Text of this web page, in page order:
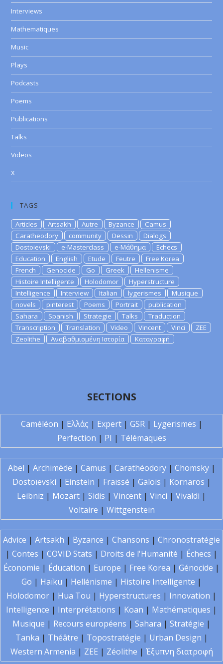
Interviews
Mathematiques
Music
Plays
Podcasts
Poems
Publications
Talks
Videos
X
TAGS
Articles Artsakh Autre Byzance
Camus
Caratheodory
community Dessin
Dialogs
Dostoievski
e-Masterclass e-Μάθημα
Echecs
Education
English Etude Feutre
Free Korea
French
Genocide Go Greek
Hellenisme
Histoire Intelligente
Holodomor
Hyperstructure
Intelligence
Interview Italian lygerismes
Musique
novels
pinterest Poems Portrait
publication
Sahara
Spanish Strategie Talks
Traduction
Transcription
Translation Video Vincent Vinci
ZEE
Zeolithe
Αναβαθμισμένη Ιστορία Καταγραφή
SECTIONS
Caméléon | Ελλάς | Expert| GSR| Lygerismes |
Perfection | PI | Télémaques
Abel | Archimède | Camus | Carathéodory| Chomsky|
Dostoïevski | Einstein | Fraïssé | Galois | Kornaros |
Leibniz | Mozart | Sidis | Vincent | Vinci | Vivaldi |
Voltaire | Wittgenstein
Advice | Artsakh | Byzance | Chansons | Chronostratégie
| Contes | COVID Stats | Droits de l'Humanité | Échecs |
Économie | Éducation | Europe | Free Korea | Génocide |
Go | Haïku | Hellénisme | Histoire Intelligente |
Holodomor | Hua Tou | Hyperstructures | Innovation |
Intelligence | Interprétations | Koan | Mathématiques |
Musique | Recours européens | Sahara | Stratégie |
Tanka | Théâtre | Topostratégie | Urban Design |
Western Armenia | ZEE | Zéolithe | Έξυπνη διατροφή